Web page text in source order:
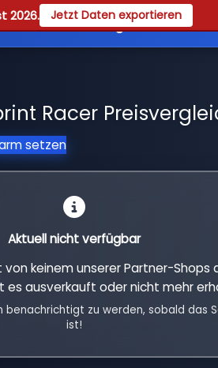
2026. Jetzt Daten exportieren
Guides Registrieren
Racer
setzen
Aktuell nicht verfügbar
keinem unserer Partner-Shops
es ausverkauft oder nicht mehr
benachrichtigt zu werden, sobald das
ist!